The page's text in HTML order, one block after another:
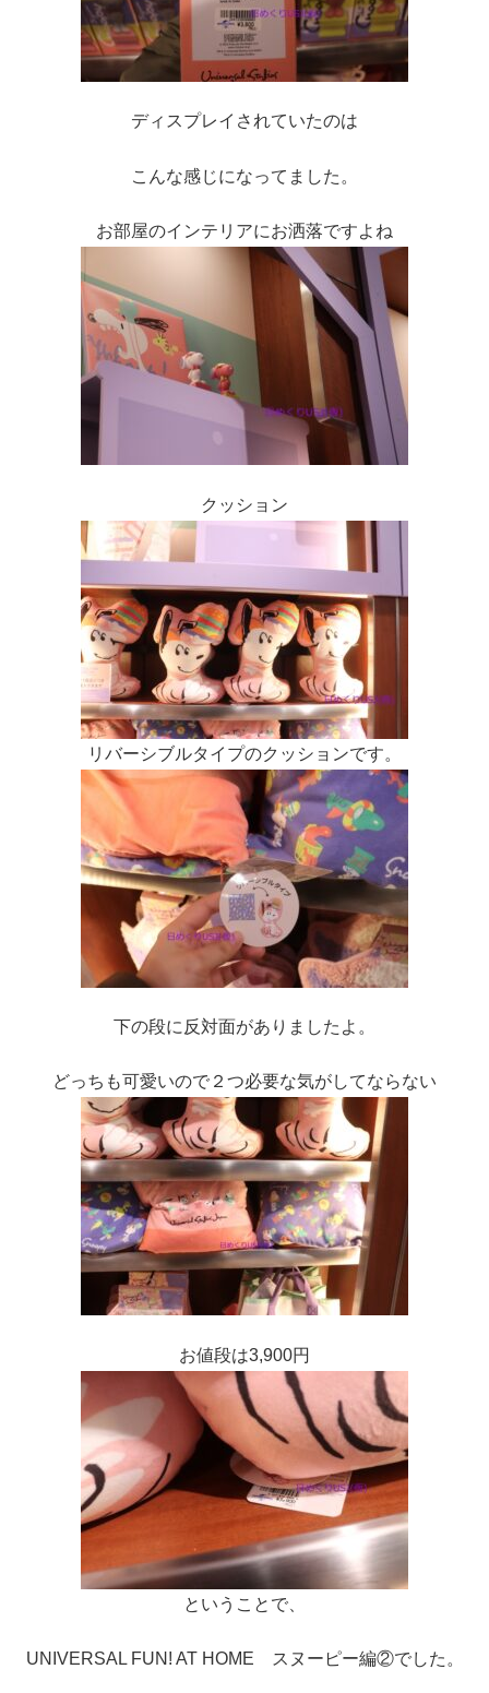
ディスプレイされていたのは
こんな感じになってました。
お部屋のインテリアにお洒落ですよね
クッション
リバーシブルタイプのクッションです。
下の段に反対面がありましたよ。
どっちも可愛いので２つ必要な気がしてならない
お値段は3,900円
ということで、
UNIVERSAL FUN! AT HOME スヌーピー編②でした。